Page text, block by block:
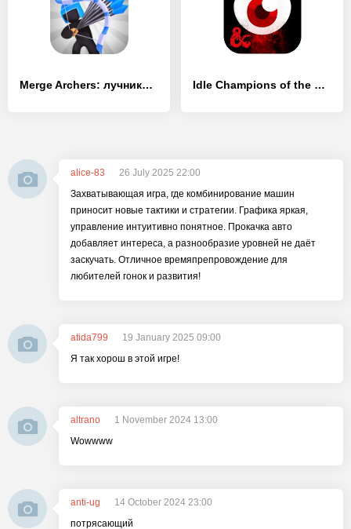
Merge Archers: лучники мердж - [MOD Бесконечные монеты] Idle Champions of the Forgotten Realms
alice-83
26 July 2025 22:00
Захватывающая игра, где комбинирование машин
приносит новые тактики и стратегии. Графика яркая,
управление интуитивно понятное. Прокачка авто
добавляет интереса, а разнообразие уровней не даёт
заскучать. Отличное времяпрепровождение для
любителей гонок и развития!
atida799
19 January 2025 09:00
Я так хорош в этой игре!
altrano
1 November 2024 13:00
Wowwww
anti-ug
14 October 2024 23:00
потрясающий